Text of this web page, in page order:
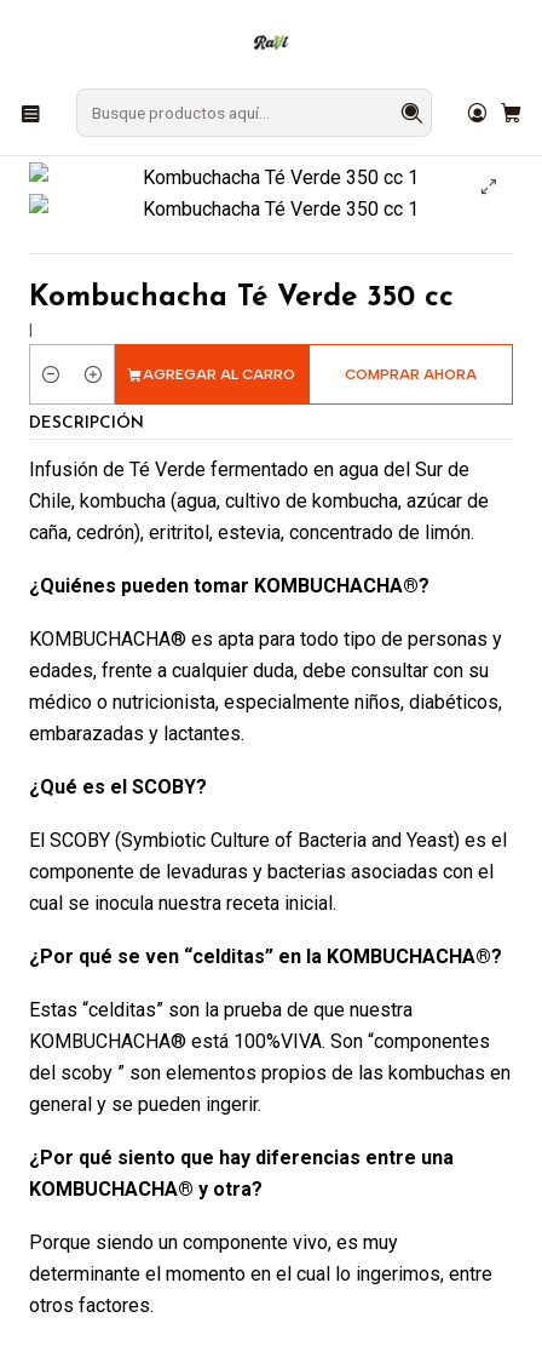
Kombuchacha Té Verde 350 cc
Kombuchacha Té Verde 350 cc
|
Cantidad
AGREGAR AL CARRO COMPRAR AHORA
DESCRIPCIÓN
Infusión de Té Verde fermentado en agua del Sur de
Chile, kombucha (agua, cultivo de kombucha, azúcar de
caña, cedrón), eritritol, estevia, concentrado de limón.
¿Quiénes pueden tomar KOMBUCHACHA®?
KOMBUCHACHA® es apta para todo tipo de personas y
edades, frente a cualquier duda, debe consultar con su
médico o nutricionista, especialmente niños, diabéticos,
embarazadas y lactantes.
¿Qué es el SCOBY?
El SCOBY (Symbiotic Culture of Bacteria and Yeast) es el
componente de levaduras y bacterias asociadas con el
cual se inocula nuestra receta inicial.
¿Por qué se ven “celditas” en la KOMBUCHACHA®?
Estas “celditas” son la prueba de que nuestra
KOMBUCHACHA® está 100%VIVA. Son “componentes
del scoby ” son elementos propios de las kombuchas en
general y se pueden ingerir.
¿Por qué siento que hay diferencias entre una
KOMBUCHACHA® y otra?
Porque siendo un componente vivo, es muy
determinante el momento en el cual lo ingerimos, entre
otros factores.